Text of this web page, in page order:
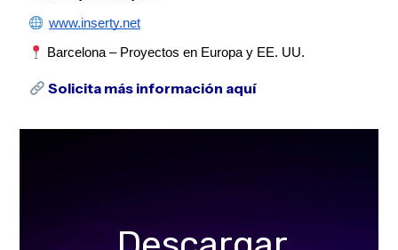
www.inserty.net
Barcelona – Proyectos en Europa y EE. UU.
Solicita más información aquí